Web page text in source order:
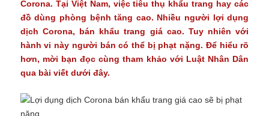
Corona. Tại Việt Nam, việc tiêu thụ khẩu trang hay các
đồ dùng phòng bệnh tăng cao. Nhiều người lợi dụng
dịch Corona, bán khẩu trang giá cao. Tuy nhiên với
hành vi này người bán có thể bị phạt nặng. Để hiểu rõ
hơn, mời bạn đọc cùng tham khảo với Luật Nhân Dân
qua bài viết dưới đây.